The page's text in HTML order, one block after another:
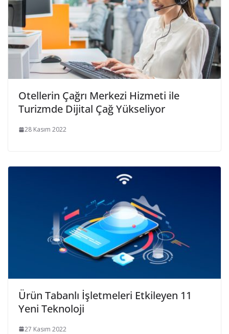
Otellerin Çağrı Merkezi Hizmeti ile
Turizmde Dijital Çağ Yükseliyor
28 Kasım 2022
Ürün Tabanlı İşletmeleri Etkileyen 11
Yeni Teknoloji
27 Kasım 2022